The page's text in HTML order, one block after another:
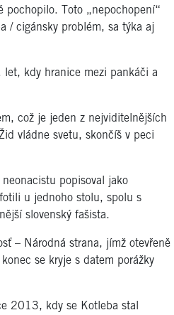
Toto „nepochopení“
/ cigánsky problém, sa týka aj
kdy hranice mezi pankáči a
což je jeden z nejviditelnějších
vládne svetu, skončíš v peci
popisoval jako
u jednoho stolu, spolu s
slovenský fašista.
– Národná strana, jímž otevřeně
se kryje s datem porážky
2013, kdy se Kotleba stal